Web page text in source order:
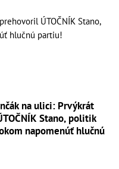
ÚTOČNÍK Stano,
hlučnú partiu!
na ulici: Prvýkrát
Stano, politik
napomenúť hlučnú